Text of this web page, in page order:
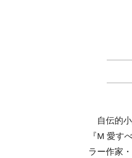
自伝的小
『M 愛す
ラー作家・